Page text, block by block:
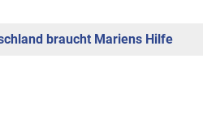
braucht Mariens Hilfe